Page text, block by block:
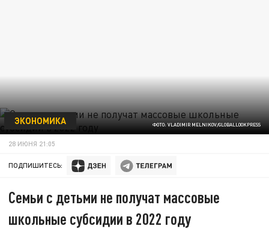
ФОТО: VLADIMIR MELNIKOV/GLOBALLOOKPRESS
ЭКОНОМИКА
28 ИЮНЯ 21:05
ПОДПИШИТЕСЬ:
Семьи с детьми не получат массовые
школьные субсидии в 2022 году